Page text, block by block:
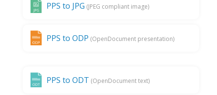
PPS to JPG (JPEG compliant image)
PPS to ODP (OpenDocument presentation)
PPS to ODT (OpenDocument text)